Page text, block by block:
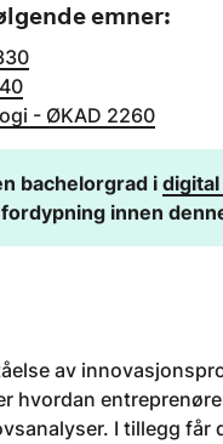
emner:
- ØKAD 2260
bachelorgrad i
innen
av
hvordan
I tillegg